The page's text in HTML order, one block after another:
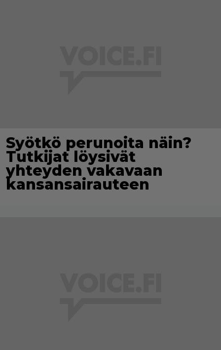
Syötkö perunoita näin?
Tutkijat löysivät
yhteyden vakavaan
kansansairauteen